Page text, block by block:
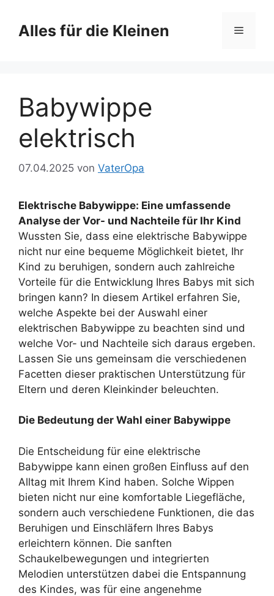
Inhalt
springen
Alles für die Kleinen Menü
Babywippe
elektrisch
07.04.2025 von VaterOpa
Elektrische Babywippe: Eine umfassende
Analyse der Vor- und Nachteile für Ihr Kind
Wussten Sie, dass eine elektrische Babywippe
nicht nur eine bequeme Möglichkeit bietet, Ihr
Kind zu beruhigen, sondern auch zahlreiche
Vorteile für die Entwicklung Ihres Babys mit sich
bringen kann? In diesem Artikel erfahren Sie,
welche Aspekte bei der Auswahl einer
elektrischen Babywippe zu beachten sind und
welche Vor- und Nachteile sich daraus ergeben.
Lassen Sie uns gemeinsam die verschiedenen
Facetten dieser praktischen Unterstützung für
Eltern und deren Kleinkinder beleuchten.
Die Bedeutung der Wahl einer Babywippe
Die Entscheidung für eine elektrische
Babywippe kann einen großen Einfluss auf den
Alltag mit Ihrem Kind haben. Solche Wippen
bieten nicht nur eine komfortable Liegefläche,
sondern auch verschiedene Funktionen, die das
Beruhigen und Einschläfern Ihres Babys
erleichtern können. Die sanften
Schaukelbewegungen und integrierten
Melodien unterstützen dabei die Entspannung
des Kindes, was für eine angenehme